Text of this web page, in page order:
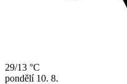
29/13 °C
pondělí 10. 8.